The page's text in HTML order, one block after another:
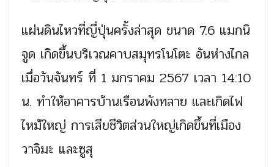
แผ่นดินไหวที่ญี่ปุ่นครั้งล่าสุด ขนาด 7.6 แมกนิ
จูด เกิดขึ้นบริเวณคาบสมุทรโนโตะ อันห่างไกล
เมื่อวันจันทร์ ที่ 1 มกราคม 2567 เวลา 14:10
น. ทำให้อาคารบ้านเรือนพังทลาย และเกิดไฟ
ไหม้ใหญ่ การเสียชีวิตส่วนใหญ่เกิดขึ้นที่เมือง
วาจิมะ และซูสุ